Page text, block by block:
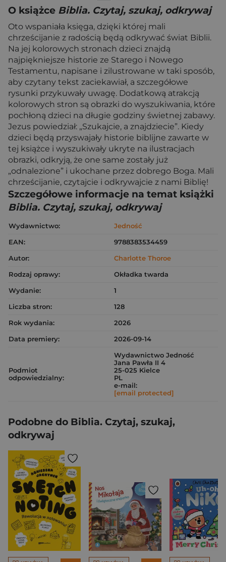
O książce Biblia. Czytaj, szukaj, odkrywaj
Oto wspaniała księga, dzięki której mali
chrześcijanie z radością będą odkrywać świat Biblii.
Na jej kolorowych stronach dzieci znajdą
najpiękniejsze historie ze Starego i Nowego
Testamentu, napisane i zilustrowane w taki sposób,
aby czytany tekst zaciekawiał, a szczegółowe
rysunki przykuwały uwagę. Dodatkową atrakcją
kolorowych stron są obrazki do wyszukiwania, które
pochłoną dzieci na długie godziny świetnej zabawy.
Jezus powiedział: „Szukajcie, a znajdziecie”. Kiedy
dzieci będą przyswajały historie biblijne zawarte w
tej książce i wyszukiwały ukryte na ilustracjach
obrazki, odkryją, że one same zostały już
„odnalezione” i ukochane przez dobrego Boga. Mali
chrześcijanie, czytajcie i odkrywajcie z nami Biblię!
Szczegółowe informacje na temat książki
Biblia. Czytaj, szukaj, odkrywaj
Wydawnictwo:
Jedność
EAN:
9788383534459
Autor:
Charlotte Thoroe
Rodzaj oprawy:
Okładka twarda
Wydanie:
1
Liczba stron:
128
Rok wydania:
2026
Data premiery:
2026-09-14
Podmiot
odpowiedzialny:
Wydawnictwo Jedność
Jana Pawła II 4
25-025 Kielce
PL
e-mail:
[email protected]
Podobne do Biblia. Czytaj, szukaj,
odkrywaj